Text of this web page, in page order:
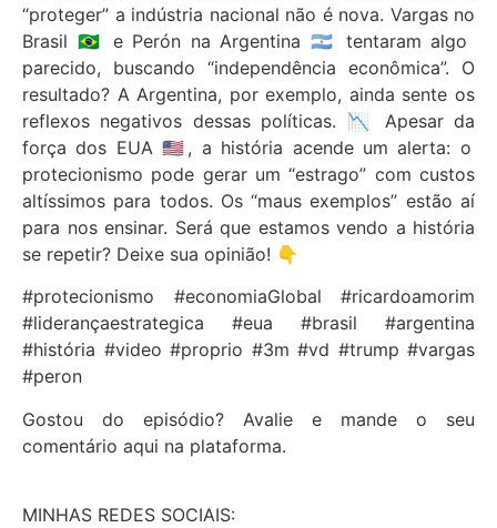
“proteger” a indústria nacional não é nova. Vargas no
Brasil 🇧🇷 e Perón na Argentina 🇦🇷 tentaram algo
parecido, buscando “independência econômica”. O
resultado? A Argentina, por exemplo, ainda sente os
reflexos negativos dessas políticas. 📉 Apesar da
força dos EUA 🇺🇸, a história acende um alerta: o
protecionismo pode gerar um “estrago” com custos
altíssimos para todos. Os “maus exemplos” estão aí
para nos ensinar. Será que estamos vendo a história
se repetir? Deixe sua opinião! 👇
#protecionismo #economiaGlobal #ricardoamorim
#liderançaestrategica #eua #brasil #argentina
#história #video #proprio #3m #vd #trump #vargas
#peron
Gostou do episódio? Avalie e mande o seu
comentário aqui na plataforma.
MINHAS REDES SOCIAIS: